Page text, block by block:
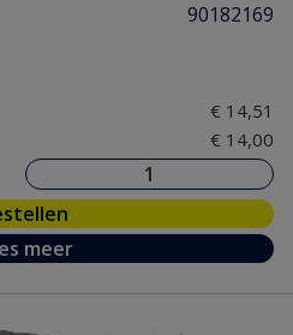
90182169
€ 14,51
€ 14,00
meer